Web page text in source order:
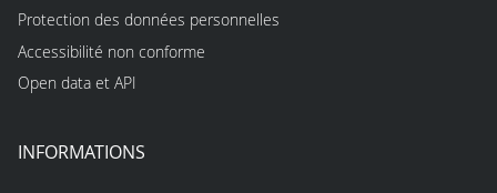
Protection des données personnelles
Accessibilité non conforme
Open data et API
INFORMATIONS